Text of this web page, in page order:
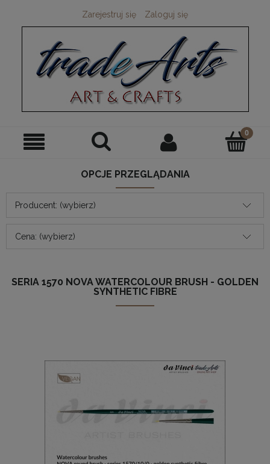
Zarejestruj się Zaloguj się
OPCJE PRZEGLĄDANIA
Producent: (wybierz)
Cena: (wybierz)
SERIA 1570 NOVA WATERCOLOUR BRUSH - GOLDEN
SYNTHETIC FIBRE